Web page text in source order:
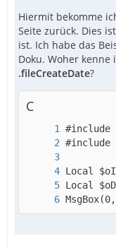
Hiermit bekomme
Seite zurück. Dies
ist. Ich habe das
Doku. Woher
.fileCreateDate?
C